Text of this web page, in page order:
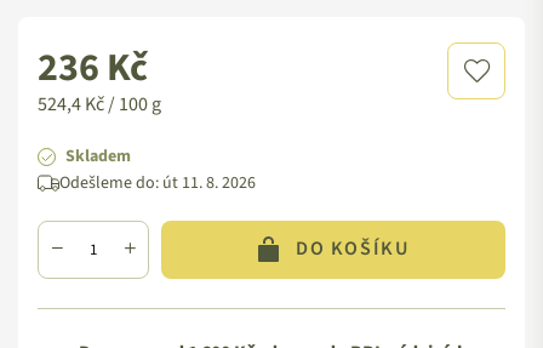
Standardní
cena
236 Kč
524,4 Kč / 100 g
Skladem
Odešleme do: út 11. 8. 2026
DO KOŠÍKU